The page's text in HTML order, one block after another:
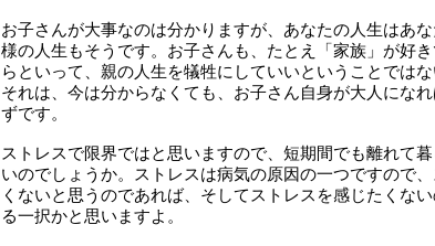
お子さんが大事なのは分かりますが、あなたの人生はあ
様の人生もそうです。お子さんも、たとえ「家族」が好
らといって、親の人生を犠牲にしていいということではな
それは、今は分からなくても、お子さん自身が大人にな
ずです。
ストレスで限界ではと思いますので、短期間でも離れて
いのでしょうか。ストレスは病気の原因の一つですので
くないと思うのであれば、そしてストレスを感じたくな
る一択かと思いますよ。